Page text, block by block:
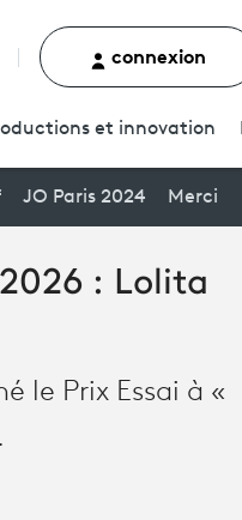
un contenu
connexion
et innovation
JO Paris 2024 Merci
: Lolita
le Prix Essai à «